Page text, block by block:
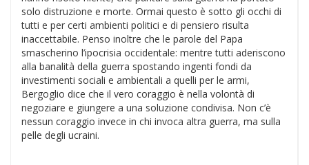
solo distruzione e morte. Ormai questo è sotto gli occhi di
tutti e per certi ambienti politici e di pensiero risulta
inaccettabile. Penso inoltre che le parole del Papa
smascherino l’ipocrisia occidentale: mentre tutti aderiscono
alla banalità della guerra spostando ingenti fondi da
investimenti sociali e ambientali a quelli per le armi,
Bergoglio dice che il vero coraggio è nella volontà di
negoziare e giungere a una soluzione condivisa. Non c’è
nessun coraggio invece in chi invoca altra guerra, ma sulla
pelle degli ucraini.